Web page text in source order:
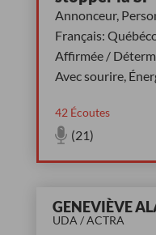
Annonceur,
Français:
Affirmée /
Avec sourire,
42 Écoutes
(21)
GENEVIÈVE
UDA / ACTRA